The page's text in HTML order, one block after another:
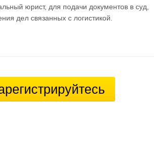
юрист, для подачи документов в суд,
дел связанных с логистикой.